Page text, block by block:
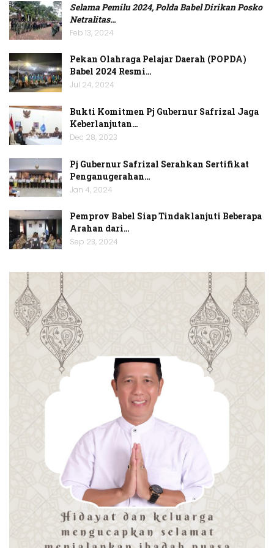
Selama Pemilu 2024, Polda Babel Dirikan Posko
Netralitas…
Feb 13, 2024
Pekan Olahraga Pelajar Daerah (POPDA)
Babel 2024 Resmi…
Jul 24, 2024
Bukti Komitmen Pj Gubernur Safrizal Jaga
Keberlanjutan…
Dec 28, 2023
Pj Gubernur Safrizal Serahkan Sertifikat
Penganugerahan…
Jan 4, 2024
Pemprov Babel Siap Tindaklanjuti Beberapa
Arahan dari…
Sep 23, 2024